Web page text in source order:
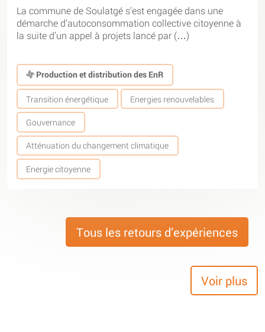
La commune de Soulatgé s’est engagée dans une
démarche d’autoconsommation collective citoyenne à
la suite d’un appel à projets lancé par (…)
Production et distribution des EnR
Transition énergétique Energies renouvelables
Gouvernance
Atténuation du changement climatique
Energie citoyenne
Tous les retours d’expériences
Voir plus